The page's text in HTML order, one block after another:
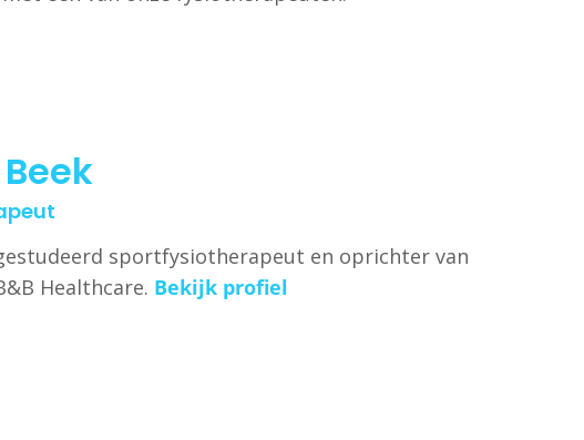
sportfysiotherapeut en oprichter van
Healthcare. Bekijk profiel